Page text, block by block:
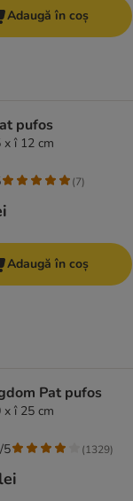
Adaugă în coș
pufos
î 12 cm
(7)
Adaugă în coș
Pat pufos
î 25 cm
5 (1329)